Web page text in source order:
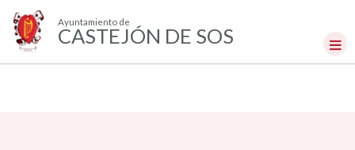
Ayuntamiento de
CASTEJÓN DE SOS